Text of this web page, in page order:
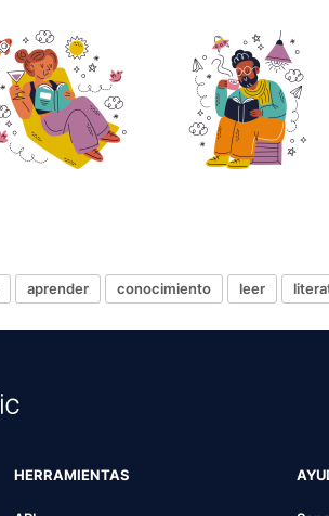
aprender conocimiento leer
HERRAMIENTAS